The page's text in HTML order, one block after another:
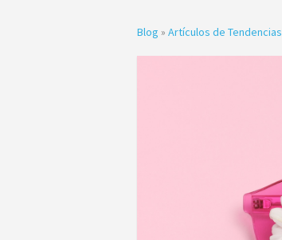
Blog » Artículos de Tendencias